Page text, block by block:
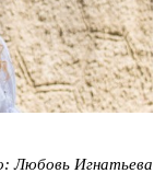
Любовь Игнатьева